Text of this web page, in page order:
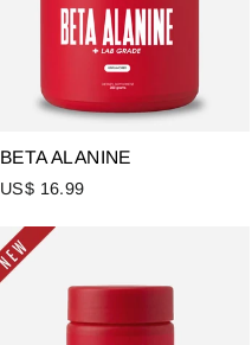
BETA ALANINE
US$ 16.99